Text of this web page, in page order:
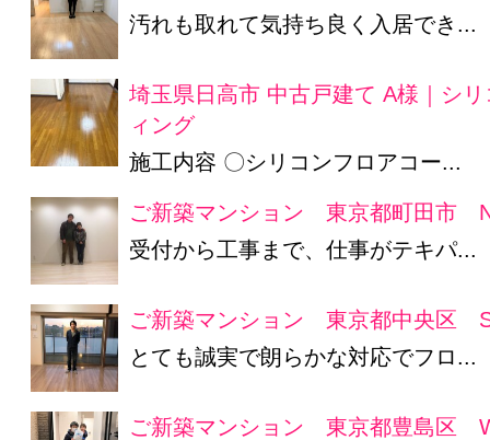
汚れも取れて気持ち良く入居でき...
埼玉県日高市 中古戸建て A様｜シ
ィング
施工内容 〇シリコンフロアコー...
ご新築マンション 東京都町田市
受付から工事まで、仕事がテキパ...
ご新築マンション 東京都中央区
とても誠実で朗らかな対応でフロ...
ご新築マンション 東京都豊島区